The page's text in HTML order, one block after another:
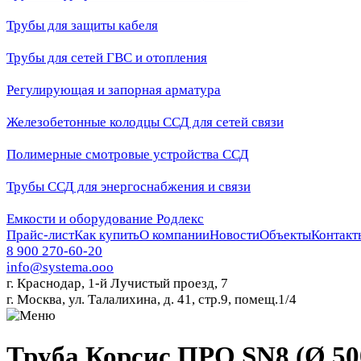
Трубы для защиты кабеля
Трубы для сетей ГВС и отопления
Регулирующая и запорная арматура
Железобетонные колодцы ССД для сетей связи
Полимерные смотровые устройства ССД
Трубы ССД для энергоснабжения и связи
Емкости и оборудование Родлекс
Прайс-листКак купитьО компанииНовостиОбъекты
8 900 270-60-20
info@systema.ooo
г. Краснодар, 1-й Лучистый проезд, 7
г. Москва, ул. Талалихина, д. 41, стр.9, помещ.1/4